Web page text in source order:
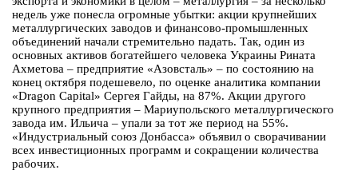
недель уже понесла огромные убытки: акции крупнейших
металлургических заводов и финансово-промышленных
объединений начали стремительно падать. Так, один из
основных активов богатейшего человека Украины Рината
Ахметова – предприятие «Азовсталь» – по состоянию на
конец октября подешевело, по оценке аналитика компании
«Dragon Capital» Сергея Гайды, на 87%. Акции другого
крупного предприятия – Мариупольского металлургического
завода им. Ильича – упали за тот же период на 55%.
«Индустриальный союз Донбасса» объявил о сворачивании
всех инвестиционных программ и сокращении количества
рабочих.